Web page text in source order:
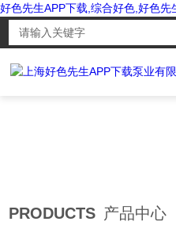
好色先生APP下载,综合好色,好色
PRODUCTS 产品中心